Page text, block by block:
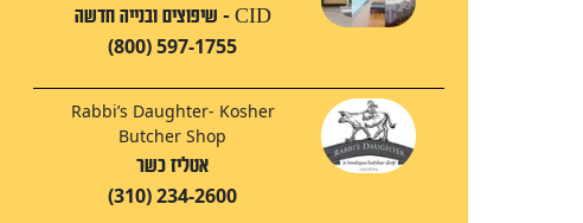
CID - שיפוצים ובנייה חדשה
(800) 597-1755
Rabbi’s Daughter- Kosher
Butcher Shop
אטליז כשר
(310) 234-2600